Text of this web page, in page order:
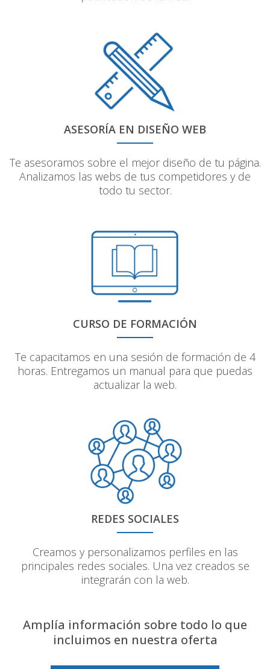
ASESORÍA EN DISEÑO WEB
Te asesoramos sobre el mejor diseño de tu página.
Analizamos las webs de tus competidores y de
todo tu sector.
CURSO DE FORMACIÓN
Te capacitamos en una sesión de formación de 4
horas. Entregamos un manual para que puedas
actualizar la web.
REDES SOCIALES
Creamos y personalizamos perfiles en las
principales redes sociales. Una vez creados se
integrarán con la web.
Amplía información sobre todo lo que
incluimos en nuestra oferta